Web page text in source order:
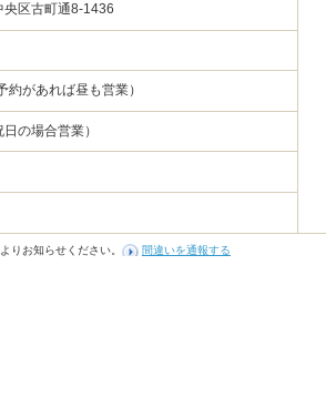
央区古町通8-1436
約があれば昼も営業）
の場合営業）
りお知らせください。 間違いを通報する